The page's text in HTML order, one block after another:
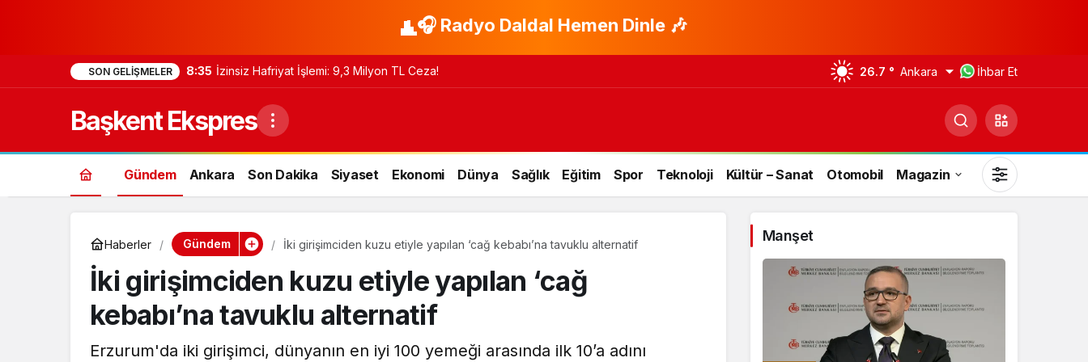
🎧 Radyo Daldal Hemen Dinle 🎶
SON GELIŞMELER 8:35 İzinsiz Hafriyat İşlemi: 9,3 Milyon TL Ceza! 26.7 ° Ankara İhbar Et
Başkent Ekspres
Gündem Ankara Son Dakika Siyaset Ekonomi Dünya Sağlık Eğitim Spor Teknoloji Kültür – Sanat Otomobil Magazin
Gündüz Modu
Gündüz modunu seçin.
Haberler Gündem İki girişimciden kuzu etiyle yapılan ‘cağ kebabı’na tavuklu alternatif
İki girişimciden kuzu etiyle yapılan ‘cağ
kebabı’na tavuklu alternatif
Erzurum'da iki girişimci, dünyanın en iyi 100 yemeği arasında ilk 10’a adını
Manşet